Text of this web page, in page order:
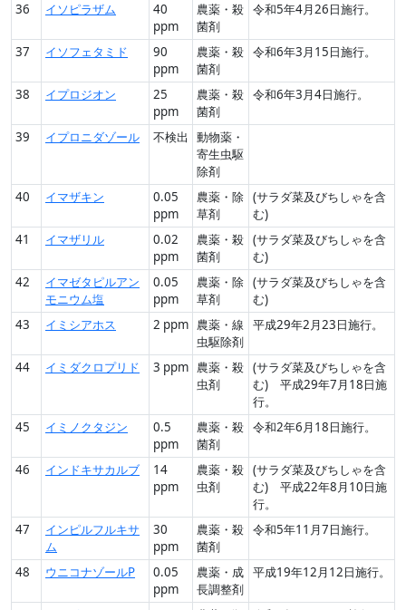
36 イソピラザム
40
ppm
農薬・殺
菌剤
令和5年4月26日施行。
37 イソフェタミド
90
ppm
農薬・殺
菌剤
令和6年3月15日施行。
38 イプロジオン
25
ppm
農薬・殺
菌剤
令和6年3月4日施行。
39 イプロニダゾール 不検出
動物薬・
寄生虫駆
除剤
40
イマザキン
0.05
ppm
農薬・除
草剤
(サラダ菜及びちしゃを含
む)
41
イマザリル
0.02
ppm
農薬・殺
菌剤
(サラダ菜及びちしゃを含
む)
42
イマゼタピルアン
モニウム塩
0.05
ppm
農薬・除
草剤
(サラダ菜及びちしゃを含
む)
43
イミシアホス 2 ppm 農薬・線
虫駆除剤
平成29年2月23日施行。
44 イミダクロプリド 3 ppm 農薬・殺
虫剤
(サラダ菜及びちしゃを含
む) 平成29年7月18日施
行。
45
イミノクタジン
0.5
ppm
農薬・殺
菌剤
令和2年6月18日施行。
46 インドキサカルブ
14
ppm
農薬・殺
虫剤
(サラダ菜及びちしゃを含
む) 平成22年8月10日施
行。
47
インピルフルキサ
ム
30
ppm
農薬・殺
菌剤
令和5年11月7日施行。
48 ウニコナゾールP
0.05
ppm
農薬・成
長調整剤
平成19年12月12日施行。